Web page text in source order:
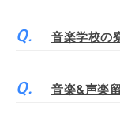
音楽学校の
音楽&声楽